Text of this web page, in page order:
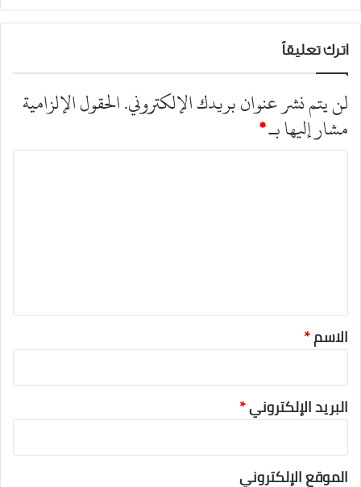
اترك تعليقاً
لن يتم نشر عنوان بريدك الإلكتروني.الحقول الإلزامية
مشار إليها بـ*
ا
الاسم*
البريد الإلكتروني*
الموقع الإلكتروني